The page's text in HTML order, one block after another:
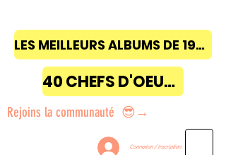
LES MEILLEURS ALBUMS DE 1968 à 2018
40 CHEFS D'OEUVRE
Rejoins la communauté 😎→
Connexion / Inscription